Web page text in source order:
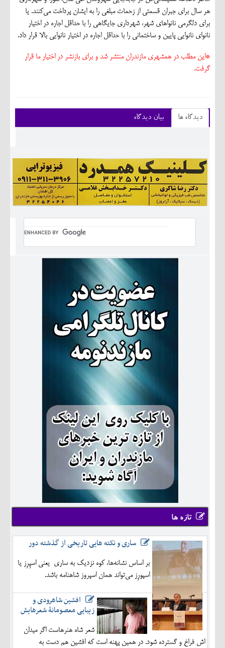
هر سال برای جبران قسمتی از زحمات مبلغی را به ایشان پرداخت می‌کنند. یا
برای دلگرمی نانواهای شهر، شهرداری جایگاهی را با حداقل اجاره در اختیار
نانوای نانوایی پایین و ساختمانی را با حداقل اجاره در اختیار نانوایی بالا قرار داد.
*این مطلب در همشهری مازندران منتشر شد و برای بازنشر در اختیار ما قرار
گرفت.
دیدگاه ها بیان دیدگاه
تازه ها
ساری و نکته هایی تاریخی از گذشته دور
بر اساس نشانه‌ها، کوه نزدیک به ساری یعنی اسپِرِز یا
اسپورِز می‌تواند همان اسپروز شاهنامه باشد.
افشین شاهرودی و
زیبایی معصومانۀ شعرهایش
شعر شاه هنرهاست اگر میدان
اش فراخ و گسترده شود. در همین پهنه است که افشین هم دست به